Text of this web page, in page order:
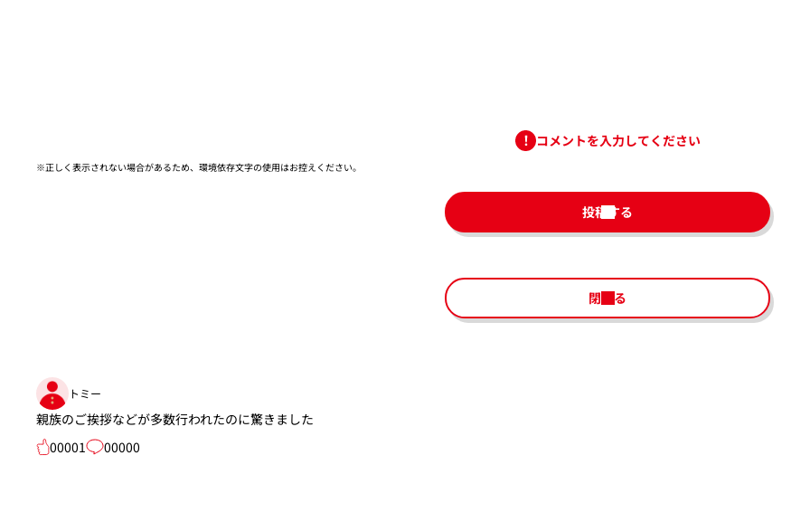
コメントを入力してください
※正しく表示されない場合があるため、環境依存文字の使用はお控えください。​
投稿する
閉じる
トミー
親族のご挨拶などが多数行われたのに驚きました
00001
00000